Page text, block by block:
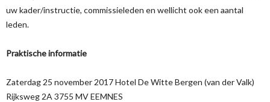
uw kader/instructie, commissieleden en wellicht ook een aantal
leden.
Praktische informatie
Zaterdag 25 november 2017 Hotel De Witte Bergen (van der Valk)
Rijksweg 2A 3755 MV EEMNES